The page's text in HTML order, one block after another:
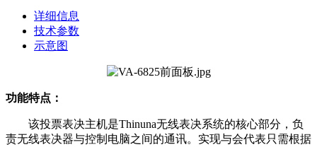
详细信息
技术参数
示意图
功能特点：
该投票表决主机是Thinuna无线表决系统的核心部分，负
责无线表决器与控制电脑之间的通讯。实现与会代表只需根据